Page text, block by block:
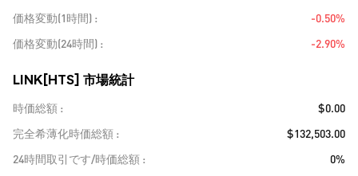
価格変動(1時間)
-0.50%
価格変動(24時間)
-2.90%
LINK[HTS] 市場統計
時価総額
$0.00
完全希薄化時価総額
$132,503.00
24時間取引です/時価総額
0%